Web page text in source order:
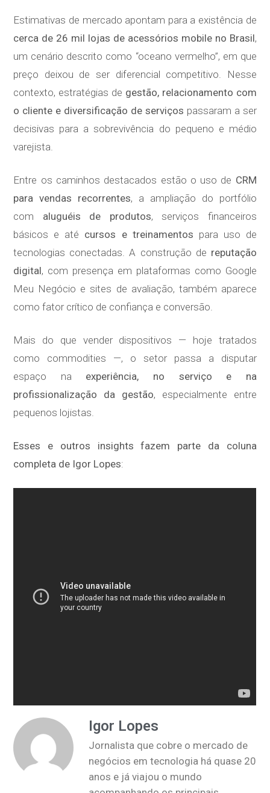
Estimativas de mercado apontam para a existência de
cerca de 26 mil lojas de acessórios mobile no Brasil,
um cenário descrito como “oceano vermelho”, em que
preço deixou de ser diferencial competitivo. Nesse
contexto, estratégias de gestão, relacionamento com
o cliente e diversificação de serviços passaram a ser
decisivas para a sobrevivência do pequeno e médio
varejista.
Entre os caminhos destacados estão o uso de CRM
para vendas recorrentes, a ampliação do portfólio
com aluguéis de produtos, serviços financeiros
básicos e até cursos e treinamentos para uso de
tecnologias conectadas. A construção de reputação
digital, com presença em plataformas como Google
Meu Negócio e sites de avaliação, também aparece
como fator crítico de confiança e conversão.
Mais do que vender dispositivos — hoje tratados
como commodities —, o setor passa a disputar
espaço na experiência, no serviço e na
profissionalização da gestão, especialmente entre
pequenos lojistas.
Esses e outros insights fazem parte da coluna
completa de Igor Lopes:
Igor Lopes
Jornalista que cobre o mercado de
negócios em tecnologia há quase 20
anos e já viajou o mundo